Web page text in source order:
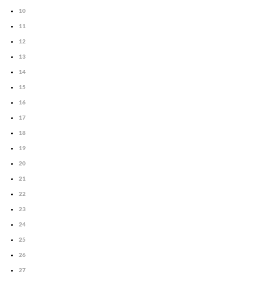
10
11
12
13
14
15
16
17
18
19
20
21
22
23
24
25
26
27